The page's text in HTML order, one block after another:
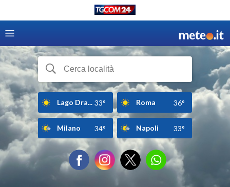
Lago Dra... 33° Roma 36°
Milano 34° Napoli 33°